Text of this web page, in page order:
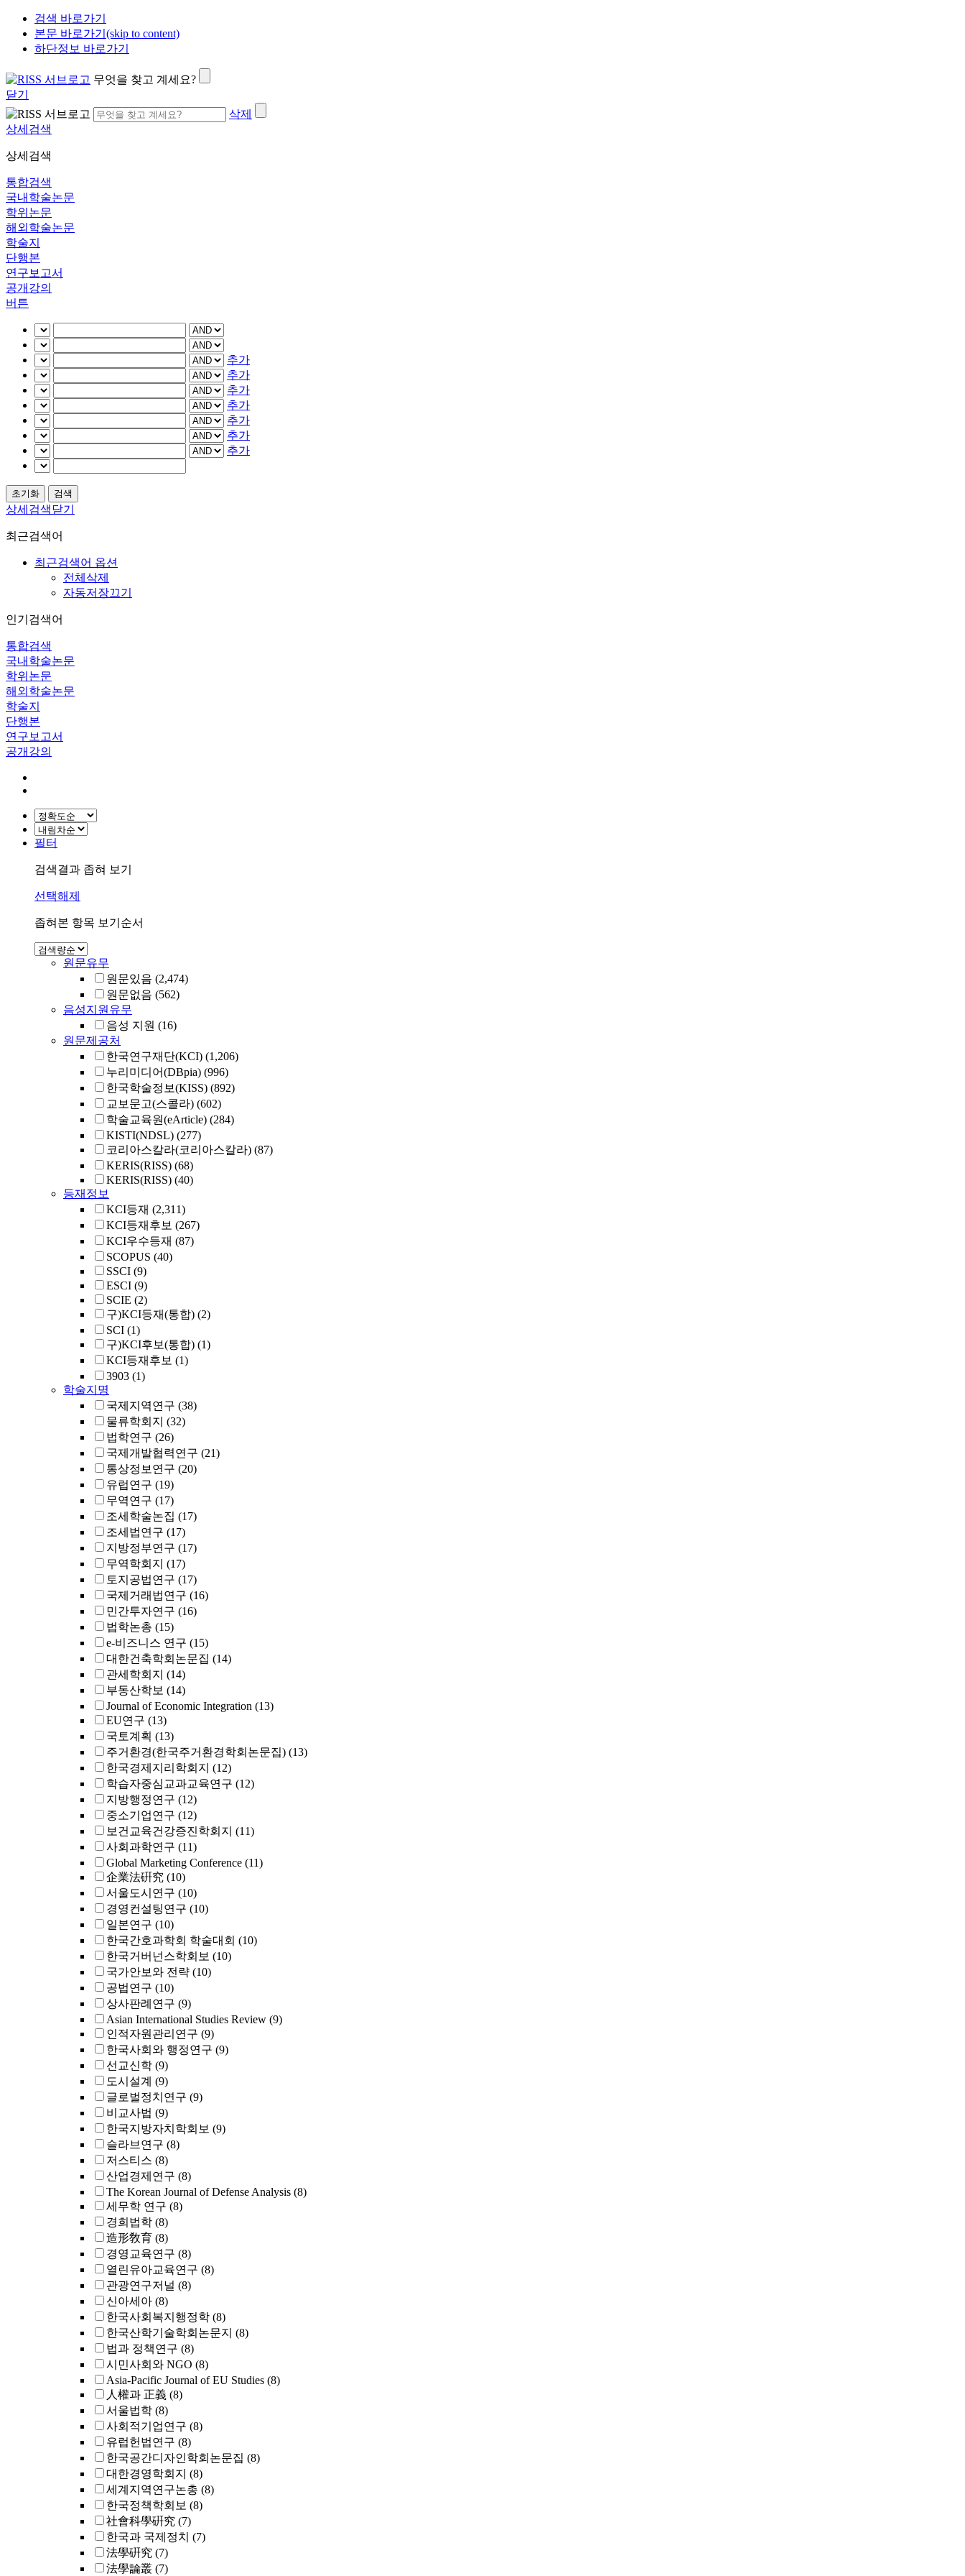
검색 바로가기
본문 바로가기(skip to content)
하단정보 바로가기
무엇을 찾고 계세요?
닫기
삭제
상세검색
상세검색
통합검색
국내학술논문
학위논문
해외학술논문
학술지
단행본
연구보고서
공개강의
버튼
추가
추가
추가
추가
추가
추가
추가
상세검색닫기
최근검색어
최근검색어 옵션
전체삭제
자동저장끄기
인기검색어
통합검색
국내학술논문
학위논문
해외학술논문
학술지
단행본
연구보고서
공개강의
필터
검색결과 좁혀 보기
선택해제
좁혀본 항목 보기순서
원문유무
원문있음 (2,474)
원문없음 (562)
음성지원유무
음성 지원 (16)
원문제공처
한국연구재단(KCI) (1,206)
누리미디어(DBpia) (996)
한국학술정보(KISS) (892)
교보문고(스콜라) (602)
학술교육원(eArticle) (284)
KISTI(NDSL) (277)
코리아스칼라(코리아스칼라) (87)
KERIS(RISS) (68)
KERIS(RISS) (40)
등재정보
KCI등재 (2,311)
KCI등재후보 (267)
KCI우수등재 (87)
SCOPUS (40)
SSCI (9)
ESCI (9)
SCIE (2)
구)KCI등재(통합) (2)
SCI (1)
구)KCI후보(통합) (1)
KCI등재후보 (1)
3903 (1)
학술지명
국제지역연구 (38)
물류학회지 (32)
법학연구 (26)
국제개발협력연구 (21)
통상정보연구 (20)
유럽연구 (19)
무역연구 (17)
조세학술논집 (17)
조세법연구 (17)
지방정부연구 (17)
무역학회지 (17)
토지공법연구 (17)
국제거래법연구 (16)
민간투자연구 (16)
법학논총 (15)
e-비즈니스 연구 (15)
대한건축학회논문집 (14)
관세학회지 (14)
부동산학보 (14)
Journal of Economic Integration (13)
EU연구 (13)
국토계획 (13)
주거환경(한국주거환경학회논문집) (13)
한국경제지리학회지 (12)
학습자중심교과교육연구 (12)
지방행정연구 (12)
중소기업연구 (12)
보건교육건강증진학회지 (11)
사회과학연구 (11)
Global Marketing Conference (11)
企業法硏究 (10)
서울도시연구 (10)
경영컨설팅연구 (10)
일본연구 (10)
한국간호과학회 학술대회 (10)
한국거버넌스학회보 (10)
국가안보와 전략 (10)
공법연구 (10)
상사판례연구 (9)
Asian International Studies Review (9)
인적자원관리연구 (9)
한국사회와 행정연구 (9)
선교신학 (9)
도시설계 (9)
글로벌정치연구 (9)
비교사법 (9)
한국지방자치학회보 (9)
슬라브연구 (8)
저스티스 (8)
산업경제연구 (8)
The Korean Journal of Defense Analysis (8)
세무학 연구 (8)
경희법학 (8)
造形敎育 (8)
경영교육연구 (8)
열린유아교육연구 (8)
관광연구저널 (8)
신아세아 (8)
한국사회복지행정학 (8)
한국산학기술학회논문지 (8)
법과 정책연구 (8)
시민사회와 NGO (8)
Asia-Pacific Journal of EU Studies (8)
人權과 正義 (8)
서울법학 (8)
사회적기업연구 (8)
유럽헌법연구 (8)
한국공간디자인학회논문집 (8)
대한경영학회지 (8)
세계지역연구논총 (8)
한국정책학회보 (8)
社會科學硏究 (7)
한국과 국제정치 (7)
法學硏究 (7)
法學論叢 (7)